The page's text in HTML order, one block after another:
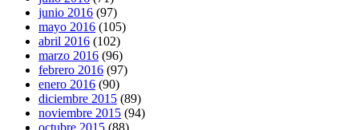
junio 2016 (97)
mayo 2016 (105)
abril 2016 (102)
marzo 2016 (96)
febrero 2016 (97)
enero 2016 (90)
diciembre 2015 (89)
noviembre 2015 (94)
octubre 2015 (88)